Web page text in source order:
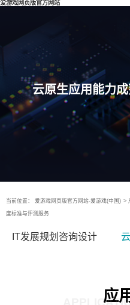
爱游戏网页版官方网站
云原生应用能力
当前位置： 爱游戏网页版官方网站-爱游戏(中国) >
度标准与评测服务
IT发展规划咨询设计
应